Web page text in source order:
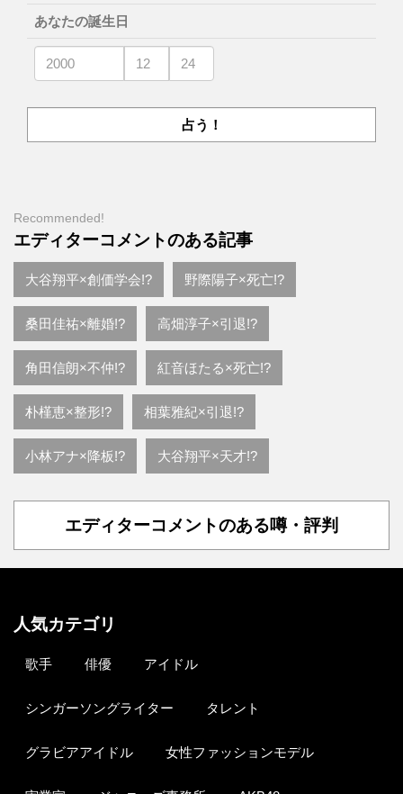
あなたの誕生日
Recommended!
エディターコメントのある記事
大谷翔平×創価学会!? 野際陽子×死亡!?
桑田佳祐×離婚!? 高畑淳子×引退!?
角田信朗×不仲!? 紅音ほたる×死亡!?
朴槿恵×整形!? 相葉雅紀×引退!?
小林アナ×降板!? 大谷翔平×天才!?
エディターコメントのある噂・評判
人気カテゴリ
歌手 俳優 アイドル
シンガーソングライター タレント
グラビアアイドル 女性ファッションモデル